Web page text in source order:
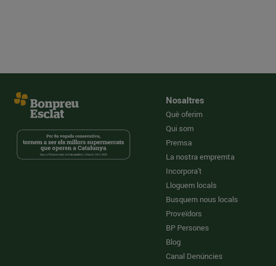
Nosaltres
Què oferim
Qui som
Premsa
La nostra empremta
Incorpora't
Lloguem locals
Busquem nous locals
Proveïdors
BP Persones
Blog
Canal Denúncies